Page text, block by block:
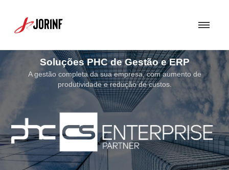
Soluções de Segurança
Uma Solução de Segurança bem concebida torna-se fundamental para
assegurar a proteção dos sistemas e soluções por nós implementados.
SABER MAIS